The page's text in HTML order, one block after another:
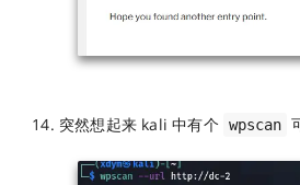
突然想起来 kali 中有个 wpscan